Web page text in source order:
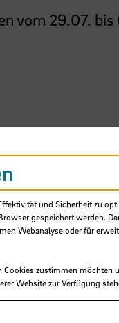
vom 29.07. bis
und Sicherheit zu
gespeichert werden.
Webanalyse oder für
zustimmen
Website zur Verfügung